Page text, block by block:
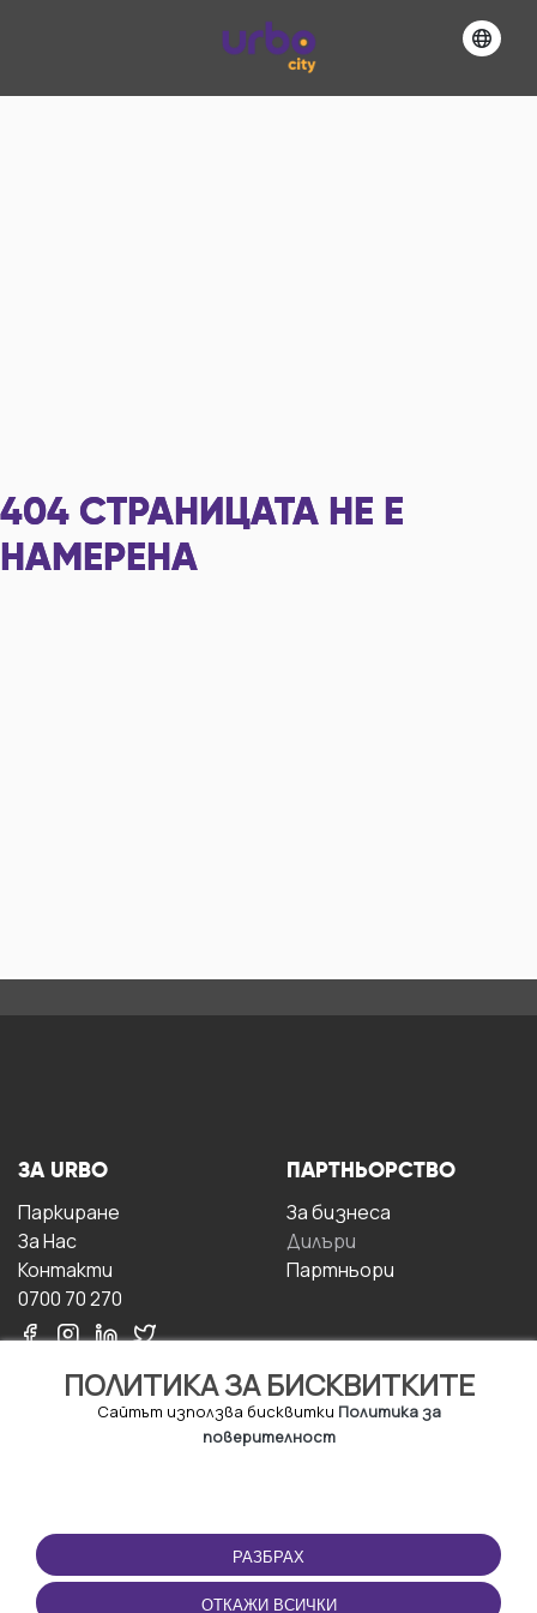
404 СТРАНИЦАТА НЕ Е
НАМЕРЕНА
ПОЛИТИКА ЗА БИСКВИТКИТЕ
Сайтът използва бисквитки Политика за
поверителност
РАЗБРАХ
ОТКАЖИ ВСИЧКИ
ЗА URBO
Паркиране
За Hас
Контакти
0700 70 270
ПАРТНЬОРСТВО
За бизнесa
Дилъри
Партньори
ПОЛЗВАНЕ
Правила и условия за
ползване
ПРИЛОЖЕНИЕТО